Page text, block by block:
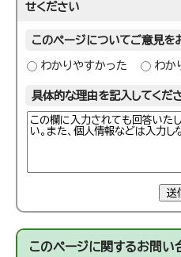
せください
このページについてご意見を
わかりやすかった わか
具体的な理由を記入してくだ
送
このページに関するお問い